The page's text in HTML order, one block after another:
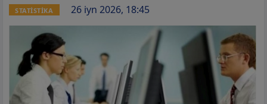
STATİSTİKA 26 iyn 2026, 18:45